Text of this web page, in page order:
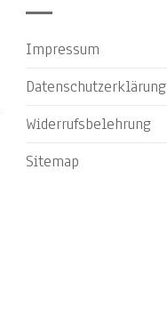
Impressum
Datenschutzerklärung
Widerrufsbelehrung
Sitemap